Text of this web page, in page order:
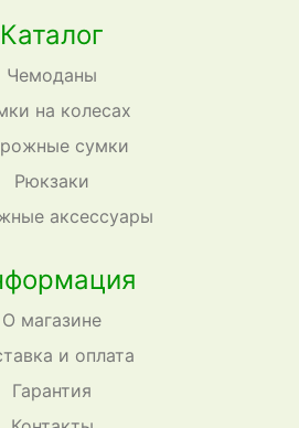
Каталог
Чемоданы
на колесах
сумки
Рюкзаки
аксессуары
О магазине
и оплата
Гарантия